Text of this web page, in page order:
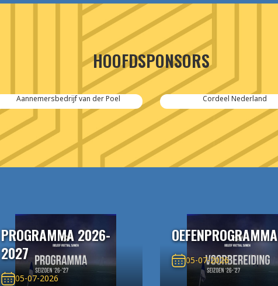
HOOFDSPONSORS
Aannemersbedrijf van der Poel Cordeel Nederland
PROGRAMMA 2026-
2027
05-07-2026
OEFENPROGRAMMA
05-07-2026